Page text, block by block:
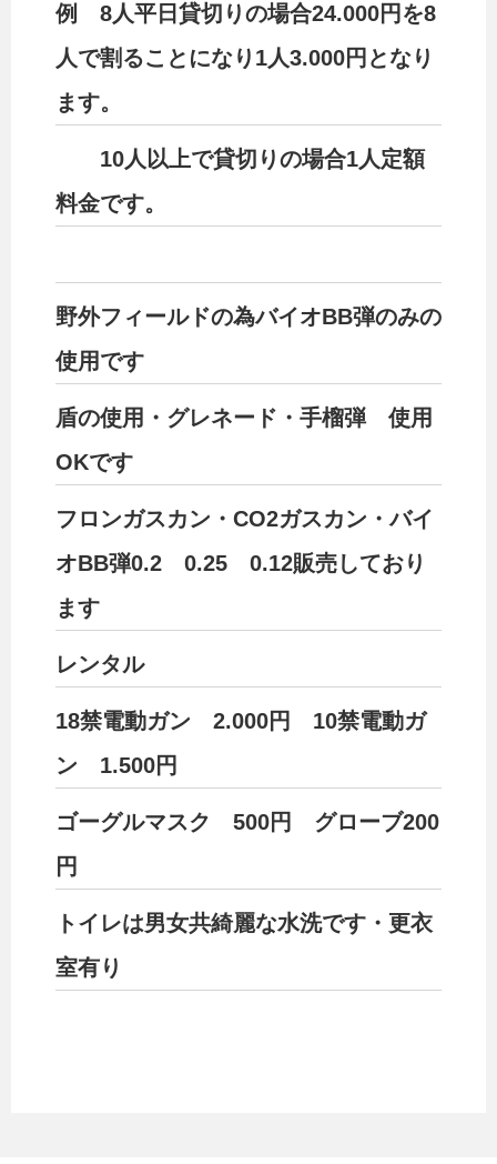
例 8人平日貸切りの場合24.000円を8
人で割ることになり1人3.000円となり
ます。
10人以上で貸切りの場合1人定額
料金です。
野外フィールドの為バイオBB弾のみの
使用です
盾の使用・グレネード・手榴弾 使用
OKです
フロンガスカン・CО2ガスカン・バイ
オBB弾0.2 0.25 0.12販売しており
ます
レンタル
18禁電動ガン 2.000円 10禁電動ガ
ン 1.500円
ゴーグルマスク 500円 グローブ200
円
トイレは男女共綺麗な水洗です・更衣
室有り